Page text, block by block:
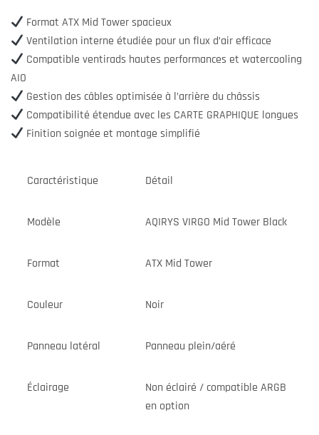
Format ATX Mid Tower spacieux
Ventilation interne étudiée pour un flux d’air efficace
Compatible ventirads hautes performances et watercooling
AIO
Gestion des câbles optimisée à l’arrière du châssis
Compatibilité étendue avec les CARTE GRAPHIQUE longues
Finition soignée et montage simplifié
Caractéristique Détail
Modèle AQIRYS VIRGO Mid Tower Black
Format ATX Mid Tower
Couleur Noir
Panneau latéral Panneau plein/aéré
Éclairage
Non éclairé / compatible ARGB
en option